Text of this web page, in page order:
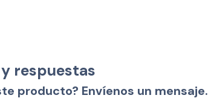
respuestas
producto? Envíenos un mensaje.